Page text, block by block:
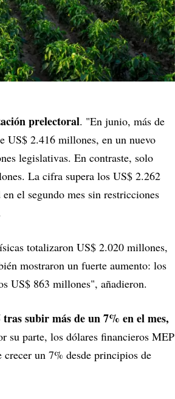
prelectoral. "En junio, más de
US$ 2.416 millones, en un nuevo
legislativas. En contraste, solo
La cifra supera los US$ 2.262
el segundo mes sin restricciones
totalizaron US$ 2.020 millones,
mostraron un fuerte aumento: los
US$ 863 millones", añadieron.
subir más de un 7% en el mes,
su parte, los dólares financieros MEP
un 7% desde principios de